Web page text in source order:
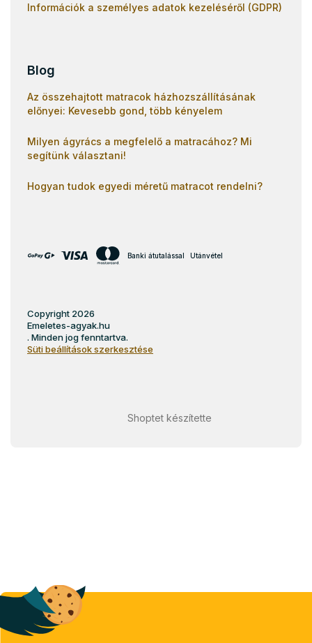
Információk a személyes adatok kezeléséről (GDPR)
Blog
Az összehajtott matracok házhozszállításának
előnyei: Kevesebb gond, több kényelem
Milyen ágyrács a megfelelő a matracához? Mi
segítünk választani!
Hogyan tudok egyedi méretű matracot rendelni?
Banki átutalással Utánvétel
Shoptet készítette
Copyright 2026
Emeletes-agyak.hu
. Minden jog fenntartva.
Süti beállítások szerkesztése